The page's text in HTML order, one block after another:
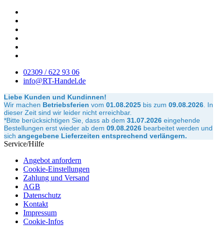
02309 / 622 93 06
info@RT-Handel.de
Liebe Kunden und Kundinnen!
Wir machen Betriebsferien vom 01.08.2025 bis zum 09.08.2026 In
dieser Zeit sind wir leider nicht erreichbar.
*Bitte berücksichtigen Sie, dass ab dem 31.07.2026 eingehende
Bestellungen erst wieder ab dem 09.08.2026 bearbeitet werden und
sich angegebene Lieferzeiten entsprechend verlängern.
Service/Hilfe
Angebot anfordern
Cookie-Einstellungen
Zahlung und Versand
AGB
Datenschutz
Kontakt
Impressum
Cookie-Infos